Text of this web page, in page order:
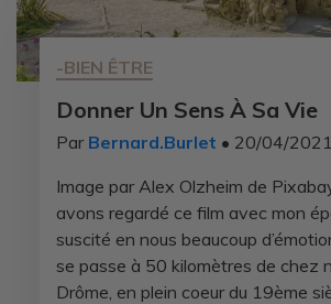
-BIEN ÊTRE
Donner Un Sens À Sa Vie
Par Bernard.Burlet • 20/04/2021
Image par Alex Olzheim de
avons regardé ce film avec mon
suscité en nous beaucoup
se passe à 50 kilomètres de chez
Drôme, en plein coeur du 19ème